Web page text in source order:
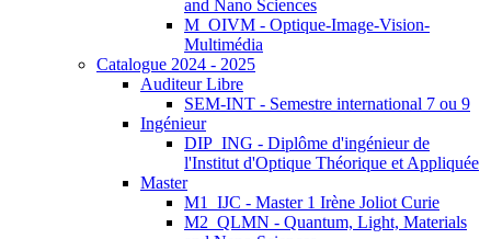
and Nano Sciences
M_OIVM - Optique-Image-Vision-
Multimédia
Catalogue 2024 - 2025
Auditeur Libre
SEM-INT - Semestre international 7 ou 9
Ingénieur
DIP_ING - Diplôme d'ingénieur de
l'Institut d'Optique Théorique et Appliquée
Master
M1_IJC - Master 1 Irène Joliot Curie
M2_QLMN - Quantum, Light, Materials